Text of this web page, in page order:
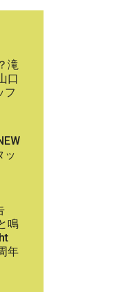
滝
口
フ
ッ
鳴
年